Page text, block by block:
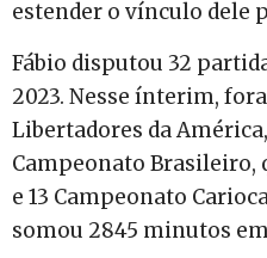
estender o vínculo dele
Fábio disputou 32
2023. Nesse ínterim,
Libertadores da
Campeonato Brasileiro,
e 13 Campeonato
somou 2845 minutos